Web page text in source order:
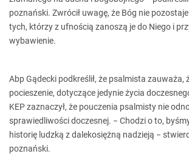
poznański. Zwrócił uwagę, że Bóg nie
tych, którzy z ufnością zanoszą je do Niego i
wybawienie.
Abp Gądecki podkreślił, że psalmista zauważa,
pocieszenie, dotyczące jedynie życia
KEP zaznaczył, że pouczenia psalmisty nie
sprawiedliwości doczesnej. − Chodzi o to,
historię ludzką z dalekosiężną nadzieją −
poznański.